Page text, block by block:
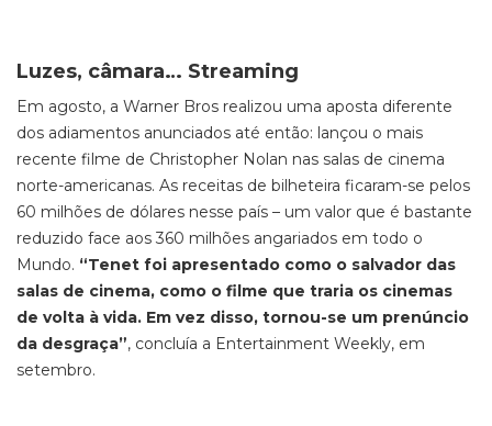
Luzes, câmara… Streaming
Em agosto, a Warner Bros realizou uma aposta diferente
dos adiamentos anunciados até então: lançou o mais
recente filme de Christopher Nolan nas salas de cinema
norte-americanas. As receitas de bilheteira ficaram-se pelos
60 milhões de dólares nesse país – um valor que é bastante
reduzido face aos 360 milhões angariados em todo o
Mundo. “Tenet foi apresentado como o salvador das
salas de cinema, como o filme que traria os cinemas
de volta à vida. Em vez disso, tornou-se um prenúncio
da desgraça”, concluía a Entertainment Weekly, em
setembro.